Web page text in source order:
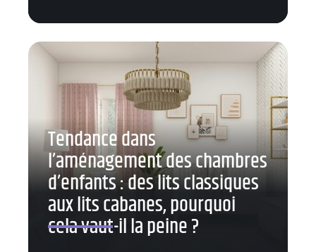
Tendance dans
l’aménagement des chambres
d’enfants : des lits classiques
aux lits cabanes, pourquoi
cela vaut-il la peine ?